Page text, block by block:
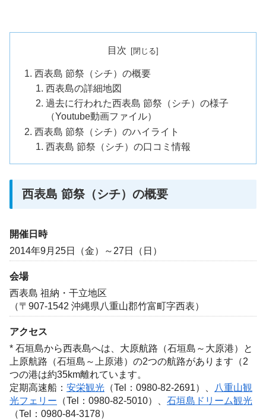
目次
西表島 節祭（シチ）の概要
西表島の詳細地図
過去に行われた西表島 節祭（シチ）の様子
（Youtube動画ファイル）
西表島 節祭（シチ）のハイライト
西表島 節祭（シチ）の口コミ情報
西表島 節祭（シチ）の概要
開催日時
2014年9月25日（金）～27日（日）
会場
西表島 祖納・干立地区
（〒907-1542 沖縄県八重山郡竹富町字西表）
アクセス
* 石垣島から西表島へは、大原航路（石垣島～大原港）と
上原航路（石垣島～上原港）の2つの航路があります（2
つの港は約35km離れています。
定期高速船： 安栄観光 （Tel：0980-82-2691）、
八重山観
光フェリー （Tel：0980-82-5010）、 石垣島ドリーム観光
（Tel：0980-84-3178）